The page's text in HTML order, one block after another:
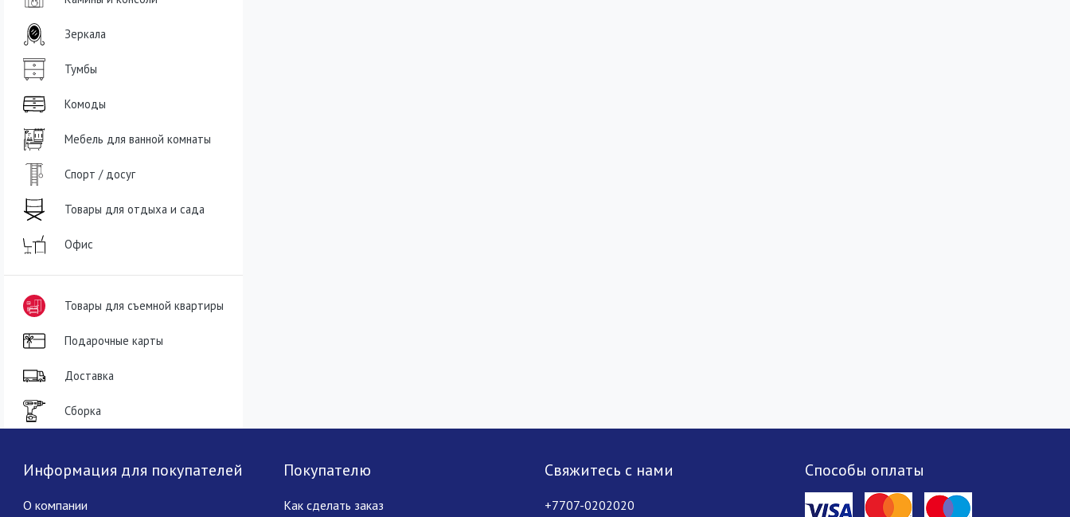
Зеркала
Тумбы
Комоды
Мебель для ванной комнаты
Спорт / досуг
Товары для отдыха и сада
Офис
Товары для съемной квартиры
Подарочные карты
Доставка
Сборка
Информация для покупателей
О компании
Покупателю
Как сделать заказ
Свяжитесь с нами
+7707-0202020
Способы оплаты